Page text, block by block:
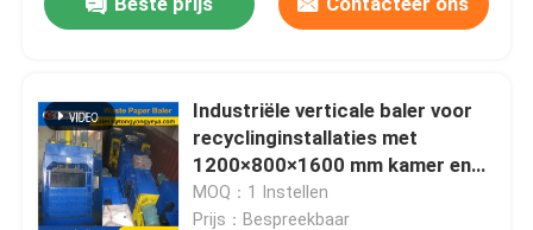
Industriële verticale baler voor
recyclinginstallaties met
1200×800×1600 mm kamer en
100×300 kg balgewicht
MOQ：1 Instellen
Prijs：Bespreekbaar